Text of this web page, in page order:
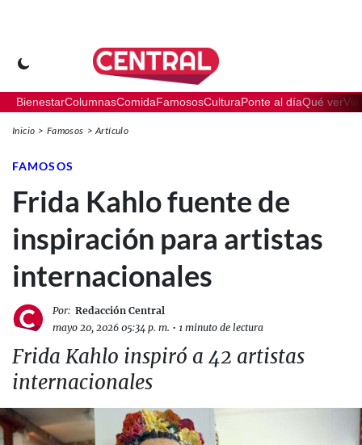
BienestarColumnasComidaFamososCulturaPonte al díaQué ver
Inicio Famosos Artículo
FAMOSOS
Frida Kahlo fuente de
inspiración para artistas
internacionales
Por: Redacción Central
mayo 20, 2026 05:34 p. m. • 1 minuto de lectura
Frida Kahlo inspiró a 42 artistas
internacionales